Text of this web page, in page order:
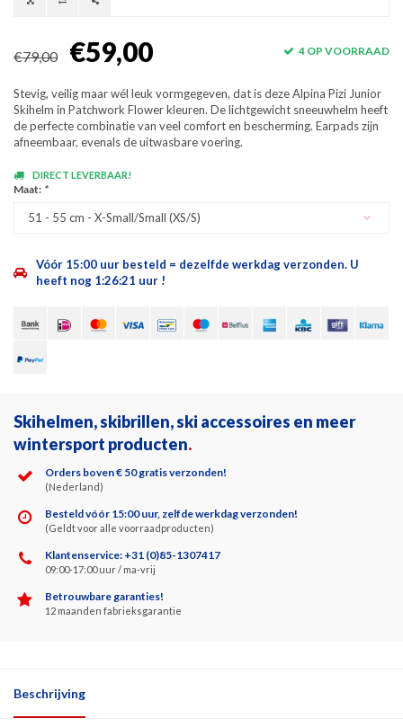
€79,00 €59,00 4 OP VOORRAAD
Stevig, veilig maar wél leuk vormgegeven, dat is deze Alpina Pizi Junior
Skihelm in Patchwork Flower kleuren. De lichtgewicht sneeuwhelm heeft
de perfecte combinatie van veel comfort en bescherming. Earpads zijn
afneembaar, evenals de uitwasbare voering.
DIRECT LEVERBAAR!
Maat: *
51 - 55 cm - X-Small/Small (XS/S)
Vóór 15:00 uur besteld = dezelfde werkdag verzonden. U
heeft nog 1:26:21 uur !
Skihelmen, skibrillen, ski accessoires en meer
wintersport producten.
Orders boven € 50 gratis verzonden!
(Nederland)
Besteld vóór 15:00 uur, zelfde werkdag verzonden!
(Geldt voor alle voorraadproducten)
Klantenservice: +31 (0)85-1307417
09:00-17:00 uur / ma-vrij
Betrouwbare garanties!
12 maanden fabrieksgarantie
Beschrijving